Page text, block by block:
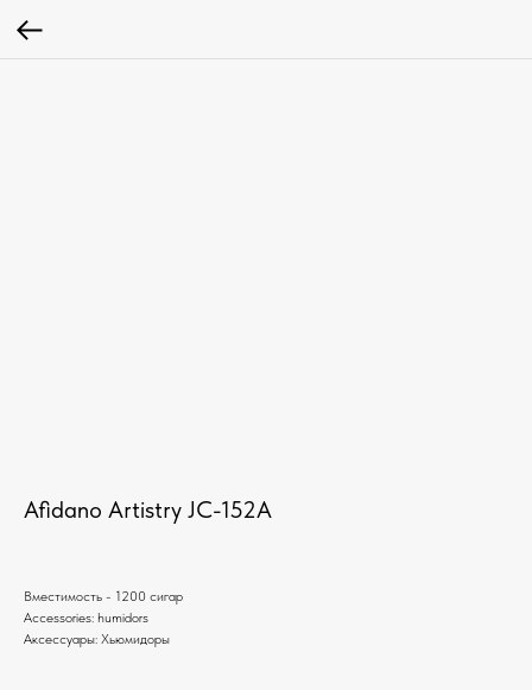
Afidano Artistry JC-152A
Вместимость - 1200 сигар
Accessories: humidors
Аксессуары: Хьюмидоры